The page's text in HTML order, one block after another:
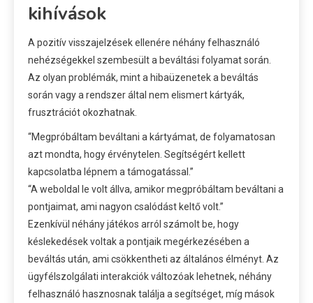
kihívások
A pozitív visszajelzések ellenére néhány felhasználó
nehézségekkel szembesült a beváltási folyamat során.
Az olyan problémák, mint a hibaüzenetek a beváltás
során vagy a rendszer által nem elismert kártyák,
frusztrációt okozhatnak.
“Megpróbáltam beváltani a kártyámat, de folyamatosan
azt mondta, hogy érvénytelen. Segítségért kellett
kapcsolatba lépnem a támogatással.”
“A weboldal le volt állva, amikor megpróbáltam beváltani a
pontjaimat, ami nagyon csalódást keltő volt.”
Ezenkívül néhány játékos arról számolt be, hogy
késlekedések voltak a pontjaik megérkezésében a
beváltás után, ami csökkentheti az általános élményt. Az
ügyfélszolgálati interakciók változóak lehetnek, néhány
felhasználó hasznosnak találja a segítséget, míg mások